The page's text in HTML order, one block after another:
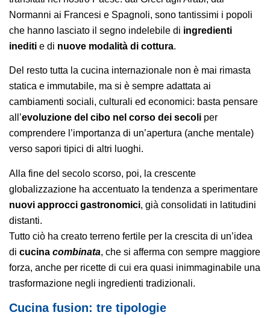
Normanni ai Francesi e Spagnoli, sono tantissimi i popoli
che hanno lasciato il segno indelebile di ingredienti
inediti e di nuove modalità di cottura.
Del resto tutta la cucina internazionale non è mai rimasta
statica e immutabile, ma si è sempre adattata ai
cambiamenti sociali, culturali ed economici: basta pensare
all’evoluzione del cibo nel corso dei secoli per
comprendere l’importanza di un’apertura (anche mentale)
verso sapori tipici di altri luoghi.
Alla fine del secolo scorso, poi, la crescente
globalizzazione ha accentuato la tendenza a sperimentare
nuovi approcci gastronomici, già consolidati in latitudini
distanti.
Tutto ciò ha creato terreno fertile per la crescita di un’idea
di cucina combinata, che si afferma con sempre maggiore
forza, anche per ricette di cui era quasi inimmaginabile una
trasformazione negli ingredienti tradizionali.
Cucina fusion: tre tipologie